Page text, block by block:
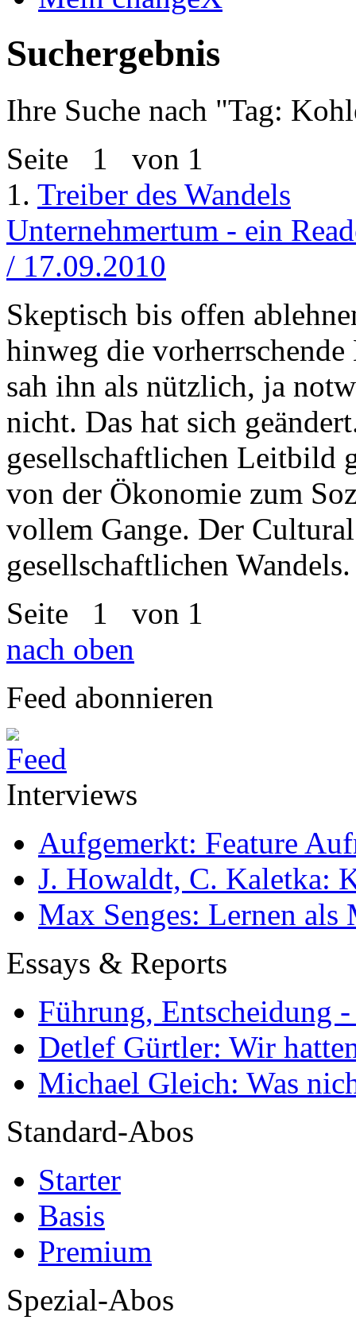
Suchergebnis
Ihre Suche nach "Tag:
Seite 1 von 1
1. Treiber des Wandels
Unternehmertum - ein
/ 17.09.2010
Skeptisch bis offen
hinweg die
sah ihn als nützlich, ja
nicht. Das hat sich
gesellschaftlichen Leitbild
von der Ökonomie zum
vollem Gange. Der
gesellschaftlichen Wandels.
Seite 1 von 1
nach oben
Feed abonnieren
Interviews
Aufgemerkt: Feature
J. Howaldt, C. Kaletka:
Max Senges: Lernen als
Essays & Reports
Führung, Entscheidung
Detlef Gürtler: Wir
Michael Gleich: Was
Standard-Abos
Starter
Basis
Premium
Spezial-Abos